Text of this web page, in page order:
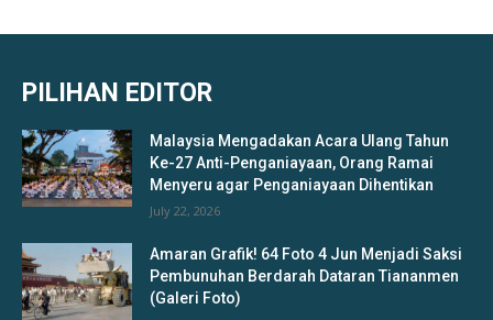
PILIHAN EDITOR
Malaysia Mengadakan Acara Ulang Tahun
Ke-27 Anti-Penganiayaan, Orang Ramai
Menyeru agar Penganiayaan Dihentikan
July 22, 2026
Amaran Grafik! 64 Foto 4 Jun Menjadi Saksi
Pembunuhan Berdarah Dataran Tiananmen
(Galeri Foto)